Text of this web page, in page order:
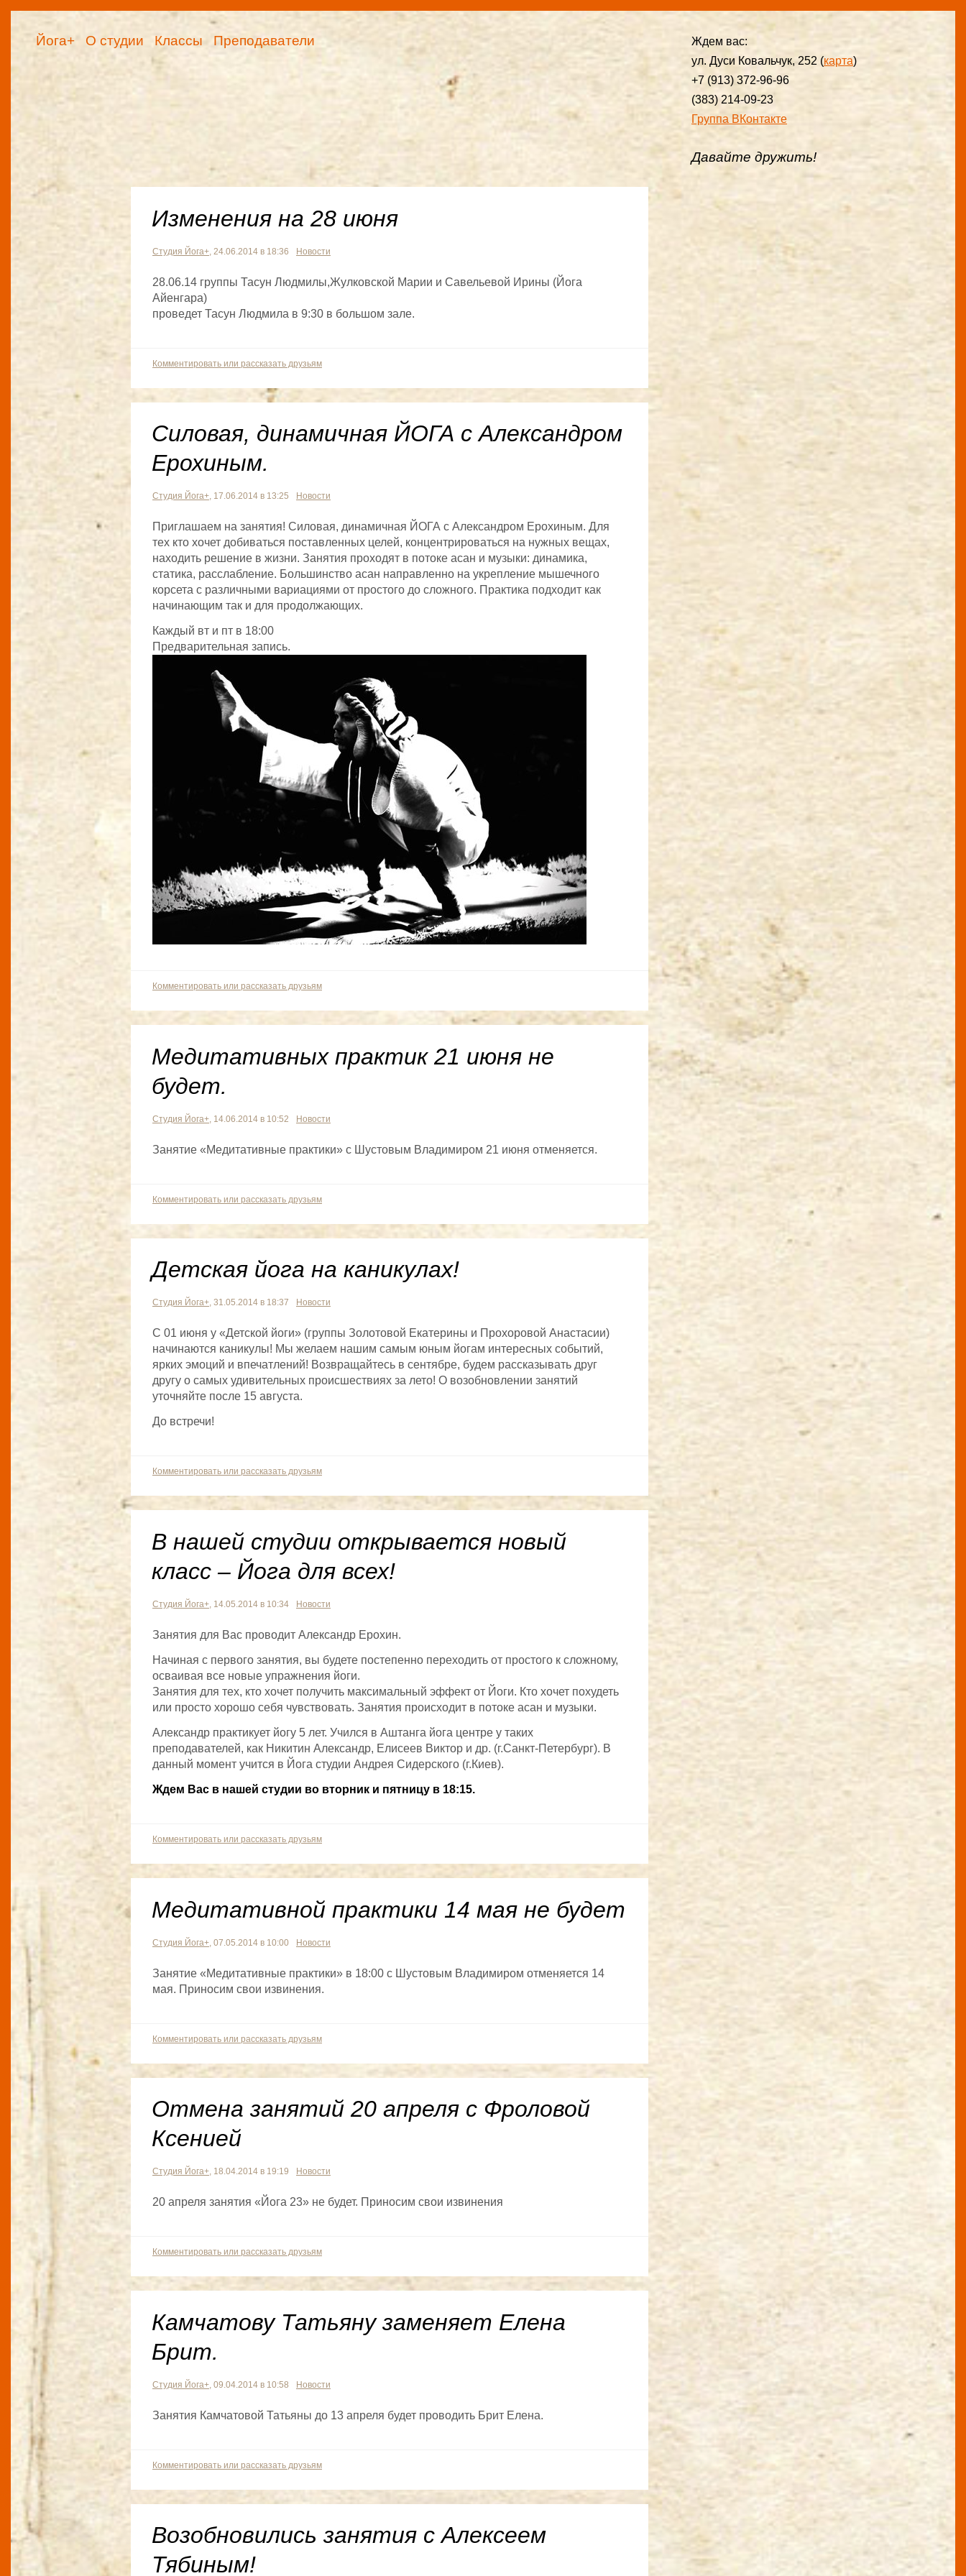
Йога+ О студии Классы Преподаватели
Ждем вас:
ул. Дуси Ковальчук, 252 (карта)
+7 (913) 372-96-96
(383) 214-09-23
Группа ВКонтакте
Изменения на 28 июня
Студия Йога+ , 24.06.2014 в 18:36 Новости
28.06.14 группы Тасун Людмилы,Жулковской Марии и Савельевой Ирины (Йога
Айенгара)
проведет Тасун Людмила в 9:30 в большом зале.
Комментировать или рассказать друзьям
Силовая, динамичная ЙОГА с Александром
Ерохиным.
Студия Йога+, 17.06.2014 в 13:25 Новости
Приглашаем на занятия! Силовая, динамичная ЙОГА с Александром Ерохиным. Для
тех кто хочет добиваться поставленных целей, концентрироваться на нужных вещах,
находить решение в жизни. Занятия проходят в потоке асан и музыки: динамика,
статика, расслабление. Большинство асан направленно на укрепление мышечного
корсета с различными вариациями от простого до сложного. Практика подходит как
начинающим так и для продолжающих.
Каждый вт и пт в 18:00
Предварительная запись.
Комментировать или рассказать друзьям
Медитативных практик 21 июня не
будет.
Студия Йога+, 14.06.2014 в 10:52 Новости
Занятие «Медитативные практики» с Шустовым Владимиром 21 июня отменяется.
Комментировать или рассказать друзьям
Детская йога на каникулах!
Студия Йога+, 31.05.2014 в 18:37 Новости
С 01 июня у «Детской йоги» (группы Золотовой Екатерины и Прохоровой Анастасии)
начинаются каникулы! Мы желаем нашим самым юным йогам интересных событий,
ярких эмоций и впечатлений! Возвращайтесь в сентябре, будем рассказывать друг
другу о самых удивительных происшествиях за лето! О возобновлении занятий
уточняйте после 15 августа.
До встречи!
Комментировать или рассказать друзьям
В нашей студии открывается новый
класс – Йога для всех!
Студия Йога+, 14.05.2014 в 10:34 Новости
Занятия для Вас проводит Александр Ерохин.
Начиная с первого занятия, вы будете постепенно переходить от простого к сложному,
осваивая все новые упражнения йоги.
Занятия для тех, кто хочет получить максимальный эффект от Йоги. Кто хочет похудеть
или просто хорошо себя чувствовать. Занятия происходит в потоке асан и музыки.
Александр практикует йогу 5 лет. Учился в Аштанга йога центре у таких
преподавателей, как Никитин Александр, Елисеев Виктор и др. (г.Санкт-Петербург). В
данный момент учится в Йога студии Андрея Сидерского (г.Киев).
Ждем Вас в нашей студии во вторник и пятницу в 18:15.
Комментировать или рассказать друзьям
Медитативной практики 14 мая не будет
Студия Йога+ , 07.05.2014 в 10:00 Новости
Занятие «Медитативные практики» в 18:00 с Шустовым Владимиром отменяется 14
мая. Приносим свои извинения.
Комментировать или рассказать друзьям
Отмена занятий 20 апреля с Фроловой
Ксенией
Студия Йога+, 18.04.2014 в 19:19 Новости
20 апреля занятия «Йога 23» не будет. Приносим свои извинения
Комментировать или рассказать друзьям
Камчатову Татьяну заменяет Елена
Брит.
Студия Йога+, 09.04.2014 в 10:58 Новости
Занятия Камчатовой Татьяны до 13 апреля будет проводить Брит Елена.
Комментировать или рассказать друзьям
Возобновились занятия с Алексеем
Тябиным!
Давайте дружить!